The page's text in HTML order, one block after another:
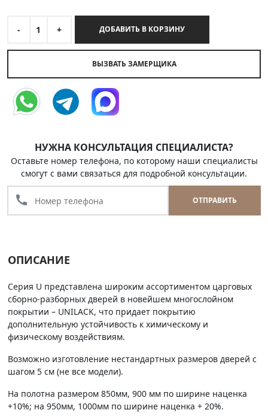
- 1 + ДОБАВИТЬ В КОРЗИНУ
ВЫЗВАТЬ ЗАМЕРЩИКА
НУЖНА КОНСУЛЬТАЦИЯ СПЕЦИАЛИСТА?
Оставьте номер телефона, по которому наши специалисты
смогут с вами связаться для подробной консультации.
call ОТПРАВИТЬ
ОПИСАНИЕ
Серия U представлена широким ассортиментом царговых
сборно-разборных дверей в новейшем многослойном
покрытии – UNILACK, что придает покрытию
дополнительную устойчивость к химическому и
физическому воздействиям.
Возможно изготовление нестандартных размеров дверей с
шагом 5 см (не все модели).
На полотна размером 850мм, 900 мм по ширине наценка
+10%; на 950мм, 1000мм по ширине наценка + 20%.